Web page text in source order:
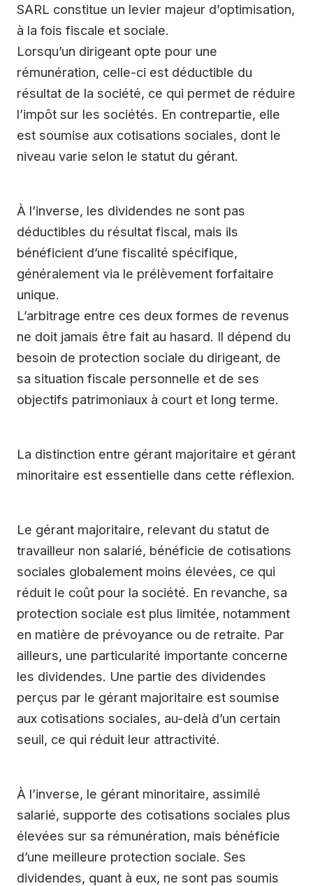
SARL constitue un levier majeur d’optimisation,
à la fois fiscale et sociale.
Lorsqu’un dirigeant opte pour une
rémunération, celle-ci est déductible du
résultat de la société, ce qui permet de réduire
l’impôt sur les sociétés. En contrepartie, elle
est soumise aux cotisations sociales, dont le
niveau varie selon le statut du gérant.
À l’inverse, les dividendes ne sont pas
déductibles du résultat fiscal, mais ils
bénéficient d’une fiscalité spécifique,
généralement via le prélèvement forfaitaire
unique.
L’arbitrage entre ces deux formes de revenus
ne doit jamais être fait au hasard. Il dépend du
besoin de protection sociale du dirigeant, de
sa situation fiscale personnelle et de ses
objectifs patrimoniaux à court et long terme.
La distinction entre gérant majoritaire et gérant
minoritaire est essentielle dans cette réflexion.
Le gérant majoritaire, relevant du statut de
travailleur non salarié, bénéficie de cotisations
sociales globalement moins élevées, ce qui
réduit le coût pour la société. En revanche, sa
protection sociale est plus limitée, notamment
en matière de prévoyance ou de retraite. Par
ailleurs, une particularité importante concerne
les dividendes. Une partie des dividendes
perçus par le gérant majoritaire est soumise
aux cotisations sociales, au-delà d’un certain
seuil, ce qui réduit leur attractivité.
À l’inverse, le gérant minoritaire, assimilé
salarié, supporte des cotisations sociales plus
élevées sur sa rémunération, mais bénéficie
d’une meilleure protection sociale. Ses
dividendes, quant à eux, ne sont pas soumis